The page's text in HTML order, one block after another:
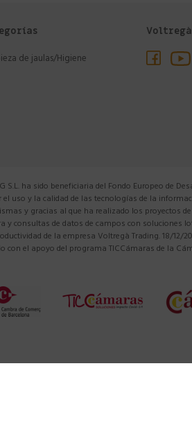
de jaulas/Higiene
S.L. ha sido beneficiaria del Fondo Europeo de
uso y la calidad de las tecnologías de la
y gracias al que ha realizado los proyectos
y consultas de datos de campos con soluciones
de la empresa Voltregà Trading. 18/12/
con el apoyo del programa TICCámaras de la